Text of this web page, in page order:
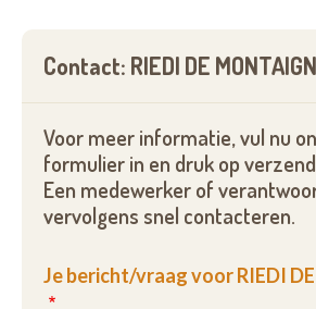
Contact: RIEDI DE
Voor meer informatie, vul nu
formulier in en druk op
Een medewerker of
vervolgens snel contacteren.
Je bericht/vraag voor RIEDI